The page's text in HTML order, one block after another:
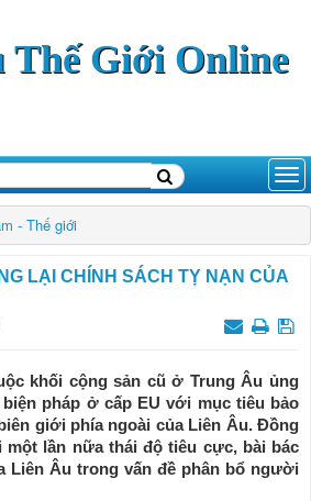
Thế Giới Online
- Thế giới
LẠI CHÍNH SÁCH TỴ NẠN CỦA
khối cộng sản cũ ở Trung Âu ủng
pháp ở cấp EU với mục tiêu bảo
giới phía ngoài của Liên Âu. Đồng
một lần nữa thái độ tiêu cực, bài bác
Liên Âu trong vấn đề phân bổ người